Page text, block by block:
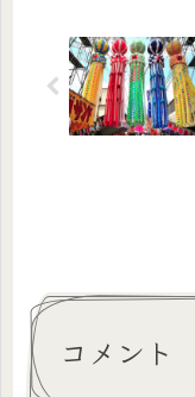
コメント